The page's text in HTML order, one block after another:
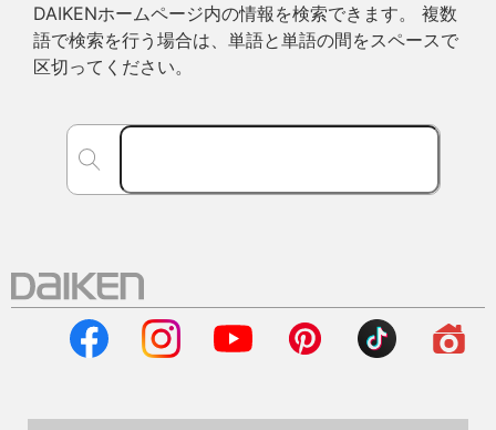
DAIKENホームページ内の情報を検索できます。 複数
語で検索を行う場合は、単語と単語の間をスペースで
区切ってください。